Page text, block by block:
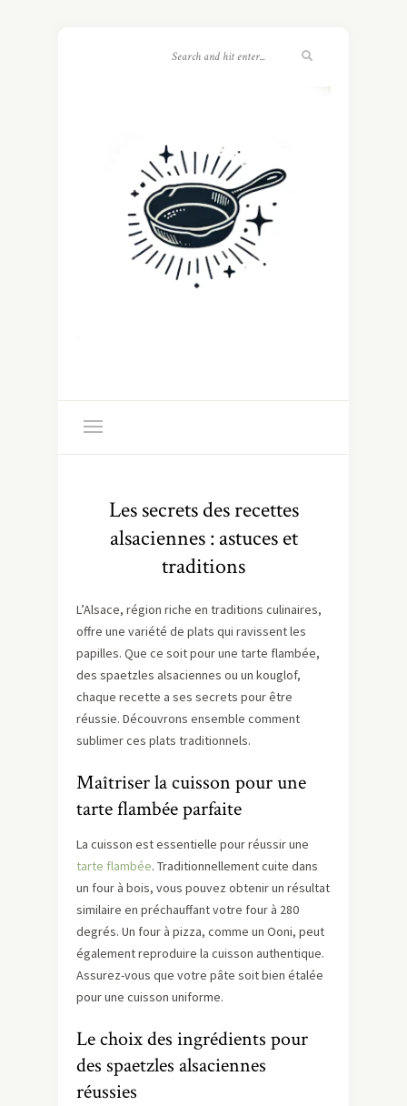
Les secrets des recettes
alsaciennes : astuces et
traditions
L’Alsace, région riche en traditions culinaires,
offre une variété de plats qui ravissent les
papilles. Que ce soit pour une tarte flambée,
des spaetzles alsaciennes ou un kouglof,
chaque recette a ses secrets pour être
réussie. Découvrons ensemble comment
sublimer ces plats traditionnels.
Maîtriser la cuisson pour une
tarte flambée parfaite
La cuisson est essentielle pour réussir une
tarte flambée. Traditionnellement cuite dans
un four à bois, vous pouvez obtenir un résultat
similaire en préchauffant votre four à 280
degrés. Un four à pizza, comme un Ooni, peut
également reproduire la cuisson authentique.
Assurez-vous que votre pâte soit bien étalée
pour une cuisson uniforme.
Le choix des ingrédients pour
des spaetzles alsaciennes
réussies